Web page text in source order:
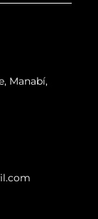
Manabí,